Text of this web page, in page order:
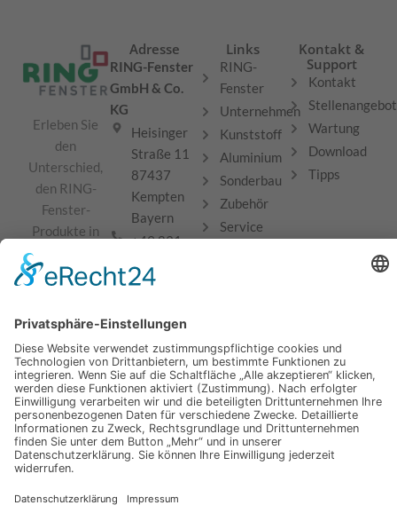
Erleben Sie
den
Unterschied,
den RING-
Fenster-
Produkte in
Ihrem Zuhause
bewirken
Für ein völlig
Wohlfühlambiente!
Adresse
RING-Fenster
GmbH & Co.
KG
Heisinger
Straße 11
87437
Kempten
Bayern
+49 831
+49 831
info@ring-
fenster.de
Links
RING-
Fenster
Unternehmen
Kunststoff
Aluminium
Sonderbau
Zubehör
Service
Kontakt &
Support
Kontakt
Wartung
Download
Tipps
© 2024 - 2026 RING-Fenster GmbH & Co. KG
AGB Impressum Datenschutz